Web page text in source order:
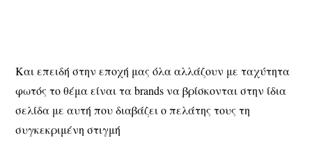
Και επειδή στην εποχή μας όλα αλλάζουν με ταχύτητα
φωτός το θέμα είναι τα brands να βρίσκονται στην ίδια
σελίδα με αυτή που διαβάζει ο πελάτης τους τη
συγκεκριμένη στιγμή